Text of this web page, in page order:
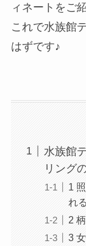
ィネートをご
これで水族館
はずです♪
水族館
リング
1
れ
2
3